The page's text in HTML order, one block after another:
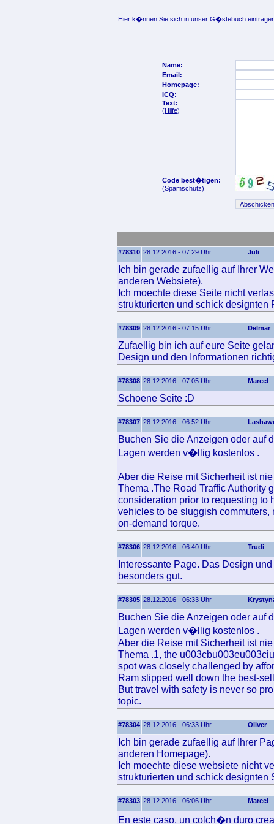
Hier k�nnen Sie sich in unser G�stebuch
Name:
Email:
Homepage:
ICQ:
Text:
(Hilfe)
Code best�tigen:
(Spamschutz)
#78310 28.12.2016 - 07:29 Uhr Juli
Ich bin gerade zufaellig auf Ihrer
anderen Websiete).
Ich moechte diese Seite nicht
strukturierten und schick designten
#78309 28.12.2016 - 07:15 Uhr Delmar
Zufaellig bin ich auf eure Seite
Design und den Informationen
#78308 28.12.2016 - 07:05 Uhr Marcel
Schoene Seite :D
#78307 28.12.2016 - 06:52 Uhr
Buchen Sie die Anzeigen oder auf
Lagen werden v�llig kostenlos .
Aber die Reise mit Sicherheit ist
Thema .The Road Traffic Authority
consideration prior to requesting to
vehicles to be sluggish
on-demand torque.
#78306 28.12.2016 - 06:40 Uhr Trudi
Interessante Page. Das Design
besonders gut.
#78305 28.12.2016 - 06:33 Uhr
Buchen Sie die Anzeigen oder auf
Lagen werden v�llig kostenlos .
Aber die Reise mit Sicherheit ist
Thema .1, the
spot was closely challenged by
Ram slipped well down the best-
But travel with safety is never so
topic.
#78304 28.12.2016 - 06:33 Uhr Oliver
Ich bin gerade zufaellig auf Ihrer
anderen Homepage).
Ich moechte diese websiete nicht
strukturierten und schick designten
#78303 28.12.2016 - 06:06 Uhr Marcel
En este caso, un colch�n duro